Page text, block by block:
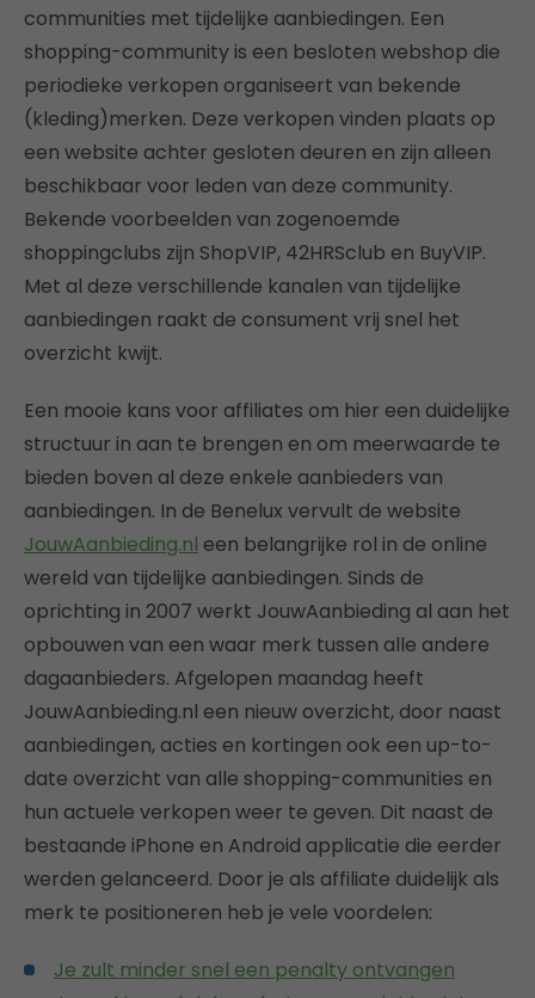
communities met tijdelijke aanbiedingen. Een
shopping-community is een besloten webshop die
periodieke verkopen organiseert van bekende
(kleding)merken. Deze verkopen vinden plaats op
een website achter gesloten deuren en zijn alleen
beschikbaar voor leden van deze community.
Bekende voorbeelden van zogenoemde
shoppingclubs zijn ShopVIP, 42HRSclub en BuyVIP.
Met al deze verschillende kanalen van tijdelijke
aanbiedingen raakt de consument vrij snel het
overzicht kwijt.
Een mooie kans voor affiliates om hier een duidelijke
structuur in aan te brengen en om meerwaarde te
bieden boven al deze enkele aanbieders van
aanbiedingen. In de Benelux vervult de website
JouwAanbieding.nl een belangrijke rol in de online
wereld van tijdelijke aanbiedingen. Sinds de
oprichting in 2007 werkt JouwAanbieding al aan het
opbouwen van een waar merk tussen alle andere
dagaanbieders. Afgelopen maandag heeft
JouwAanbieding.nl een nieuw overzicht, door naast
aanbiedingen, acties en kortingen ook een up-to-
date overzicht van alle shopping-communities en
hun actuele verkopen weer te geven. Dit naast de
bestaande iPhone en Android applicatie die eerder
werden gelanceerd. Door je als affiliate duidelijk als
merk te positioneren heb je vele voordelen:
Je zult minder snel een penalty ontvangen